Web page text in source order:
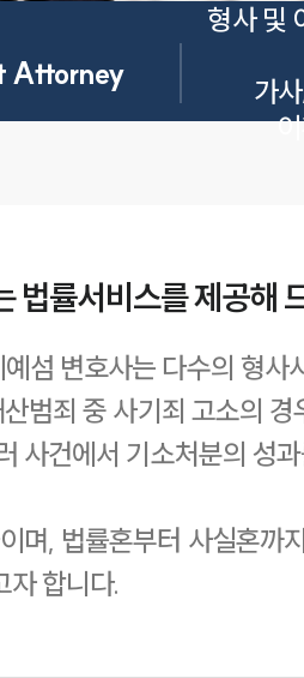
Attorney
형사 및
가
법률서비스를 제공해
섬 변호사는 다수의 형
범죄 중 사기죄 고소의
사건에서 기소처분의 성
며, 법률혼부터 사실혼까
자 합니다.